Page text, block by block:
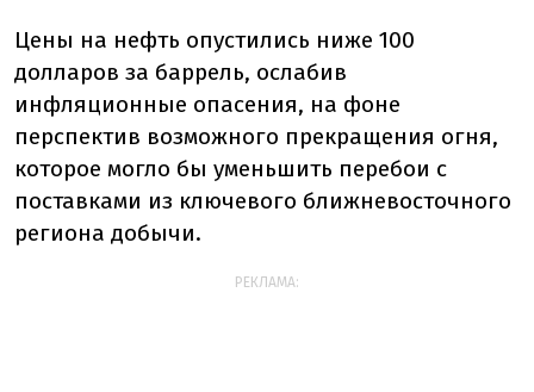
Цены на нефть опустились ниже 100
долларов за баррель, ослабив
инфляционные опасения, на фоне
перспектив возможного прекращения огня,
которое могло бы уменьшить перебои с
поставками из ключевого ближневосточного
региона добычи.
РЕКЛАМА: